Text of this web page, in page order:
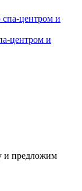
центром и
и предложим